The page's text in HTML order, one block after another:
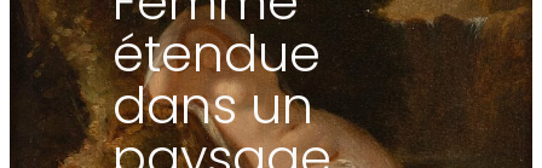
étendue
dans un